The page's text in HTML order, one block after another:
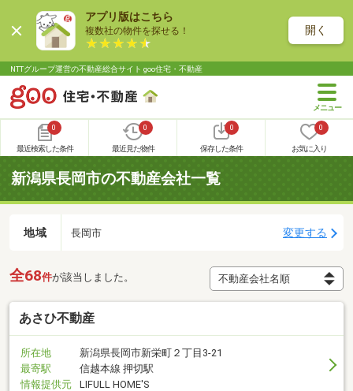
アプリ版はこちら
複数社の物件を探せる！ 開く
NTTグループ運営の不動産総合サイト goo住宅・不動産
0
最近検索した条件
0
最近見た物件
0
保存した条件
0
お気に入り
新潟県長岡市の不動産会社一覧
地域 長岡市 変更する
全68件が該当しました。
あさひ不動産
所在地
新潟県長岡市新栄町２丁目3-21
最寄駅
信越本線 押切駅
情報提供元
LIFULL HOME'S